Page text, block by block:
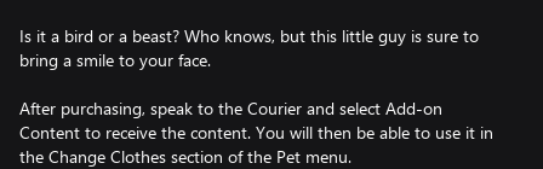
Is it a bird or a beast? Who knows, but this little guy is sure to
bring a smile to your face.
After purchasing, speak to the Courier and select Add-on
Content to receive the content. You will then be able to use it in
the Change Clothes section of the Pet menu.